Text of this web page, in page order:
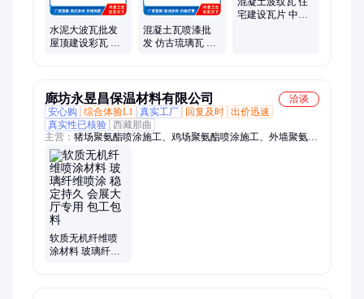
水泥大波瓦批发
屋顶建设彩瓦 中
混凝土瓦喷漆批
发 仿古琉璃瓦 中
宅建设瓦片 中式
廊坊永昱昌保温材料有限公司
洽谈
安心购
综合体验L1 真实工厂 回复及时 出价迅速
真实性已核验 西藏那曲
主营： 猪场聚氨酯喷涂施工、鸡场聚氨酯喷涂施工、外墙聚氨酯
喷涂施工、冷库聚氨酯喷涂施工、罐体聚氨酯喷涂施工、楼顶屋
面保温聚氨酯喷涂施工、销售聚氨酯喷涂组合料、彩钢车间聚氨
酯喷涂施工、保鲜冷库聚氨酯喷涂施工、无机纤维喷涂施工、高
速模板聚氨酯喷涂、无机纤维喷涂、车间聚氨酯喷涂、墙体聚氨
酯喷涂、管道聚氨酯喷涂、粮库聚氨酯喷涂、猪场聚氨酯喷涂、
聚氨酯喷涂、聚氨酯喷涂施工、聚氨酯喷涂施工队、聚氨酯喷涂
多少钱、保温防水施工、聚氨酯组合料、聚氨酯发泡剂
软质无机纤维喷
涂材料 玻璃纤维